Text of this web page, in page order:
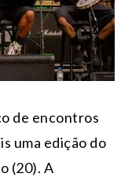
de encontros
uma edição do
(20). A